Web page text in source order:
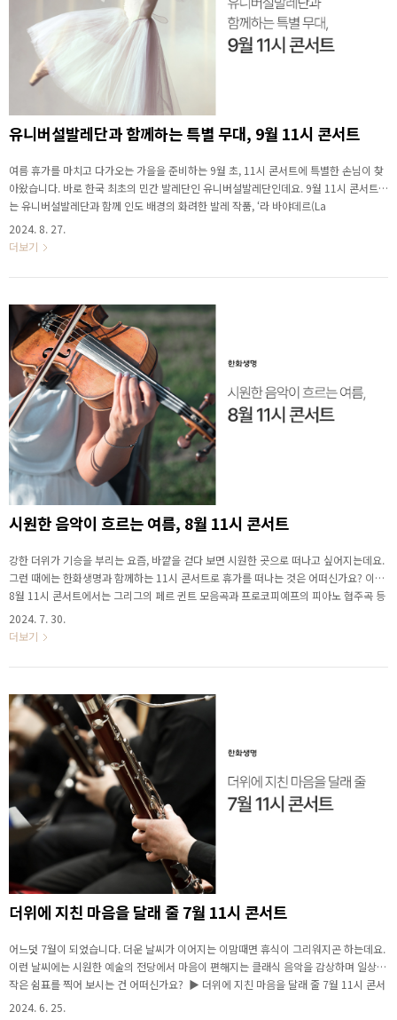
유니버설발레단과 함께하는 특별 무대, 9월 11시 콘서트
여름 휴가를 마치고 다가오는 가을을 준비하는 9월 초, 11시 콘서트에 특별한 손님이 찾
아왔습니다. 바로 한국 최초의 민간 발레단인 유니버설발레단인데요. 9월 11시 콘서트에
는 유니버설발레단과 함께 인도 배경의 화려한 발레 작품, ‘라 바야데르(La
Bayadere)’를 준비했습니다. ▶ 유니버설발레단과 함께하는 특별 무대, 9월 11시 콘서
트지휘 김성진 Sung Zin Kim, Conductor 지휘자 김성진은 서울예술고등학교 피아노
음악 세계를 공부하고자 독일 베를린 한스 아이슬러 국립음대 오케스트라 지휘과에 수석
준다는 평을..
2024. 8. 27.
더보기
시원한 음악이 흐르는 여름, 8월 11시 콘서트
강한 더위가 기승을 부리는 요즘, 바깥을 걷다 보면 시원한 곳으로 떠나고 싶어지는데요.
그런 때에는 한화생명과 함께하는 11시 콘서트로 휴가를 떠나는 것은 어떠신가요? 이번
8월 11시 콘서트에서는 그리그의 페르 귄트 모음곡과 프로코피예프의 피아노 협주곡 등
무더위를 잊게 해 줄 강렬하고 시원한 음악을 준비했습니다. ▶ 시원한 음악이 흐르는 여
름, 8월 11시 콘서트지휘 지중배 Joongbae Jee, Conductor유럽을 중심으로 활동하
악협회의 지휘자 포럼의 멤버로서 활동하기도 했습니다. 그리고 2011년 프랑스 브장송
페라극..
2024. 7. 30.
더보기
더위에 지친 마음을 달래 줄 7월 11시 콘서트
어느덧 7월이 되었습니다. 더운 날씨가 이어지는 이맘때면 휴식이 그리워지곤 하는데요.
이런 날씨에는 시원한 예술의 전당에서 마음이 편해지는 클래식 음악을 감상하며 일상에
작은 쉼표를 찍어 보시는 건 어떠신가요? ▶ 더위에 지친 마음을 달래 줄 7월 11시 콘서
트 지휘 박근태 Keuntae Park, Conductor 2022 프랑스 오페라 드 보줴 국제 지휘 콩쿠
2024. 6. 25.